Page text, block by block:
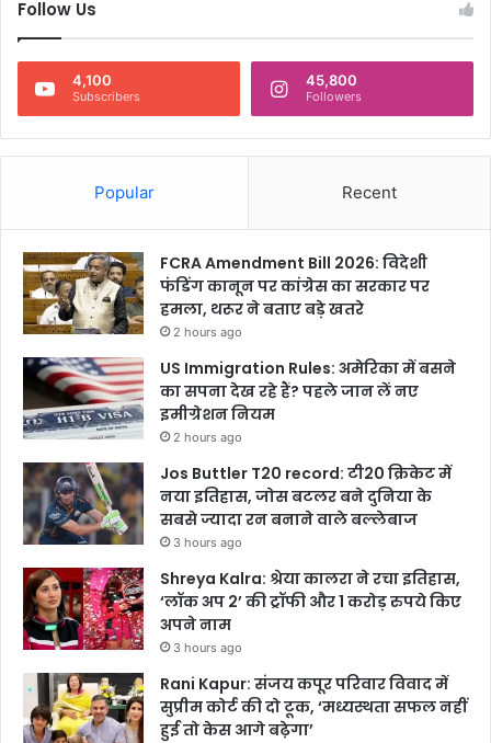
की
है
द
क
Follow Us
4,100
Subscribers
45,800
Followers
Popular Recent
FCRA Amendment Bill 2026: विदेशी
फंडिंग कानून पर कांग्रेस का सरकार पर
हमला, थरूर ने बताए बड़े खतरे
2 hours ago
US Immigration Rules: अमेरिका में बसने
का सपना देख रहे हैं? पहले जान लें नए
इमीग्रेशन नियम
2 hours ago
Jos Buttler T20 record: टी20 क्रिकेट में
नया इतिहास, जोस बटलर बने दुनिया के
सबसे ज्यादा रन बनाने वाले बल्लेबाज
3 hours ago
Shreya Kalra: श्रेया कालरा ने रचा इतिहास,
‘लॉक अप 2’ की ट्रॉफी और 1 करोड़ रुपये किए
अपने नाम
3 hours ago
Rani Kapur: संजय कपूर परिवार विवाद में
सुप्रीम कोर्ट की दो टूक, ‘मध्यस्थता सफल नहीं
हुई तो केस आगे बढ़ेगा’